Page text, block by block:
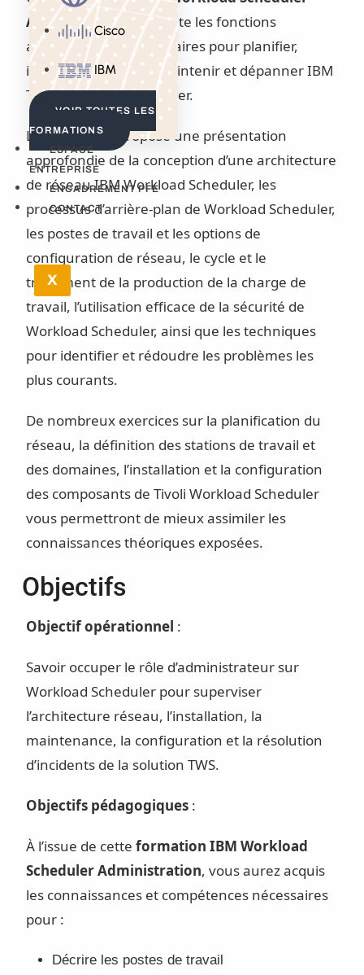
Cisco
IBM
VOIR TOUTES LES
FORMATIONS
ESPACE
ENTREPRISE
ENCADREMENT PFE
CONTACT
X
Administration présente les fonctions
administratives nécessaires pour planifier,
installer, configurer, maintenir et dépanner IBM
Tivoli Workload Scheduler.
Le cours vous propose une présentation
approfondie de la conception d’une architecture
de réseau IBM Workload Scheduler, les
processus d’arrière-plan de Workload Scheduler,
les postes de travail et les options de
configuration de réseau, le cycle et le
traitement de la production de la charge de
travail, l’utilisation efficace de la sécurité de
Workload Scheduler, ainsi que les techniques
pour identifier et rédoudre les problèmes les
plus courants.
De nombreux exercices sur la planification du
réseau, la définition des stations de travail et
des domaines, l’installation et la configuration
des composants de Tivoli Workload Scheduler
vous permettront de mieux assimiler les
connaissances théoriques exposées.
Objectifs
Objectif opérationnel :
Savoir occuper le rôle d’administrateur sur
Workload Scheduler pour superviser
l’architecture réseau, l’installation, la
maintenance, la configuration et la résolution
d’incidents de la solution TWS.
Objectifs pédagogiques:
À l’issue de cette formation IBM Workload
Scheduler Administration, vous aurez acquis
les connaissances et compétences nécessaires
pour :
Décrire les postes de travail